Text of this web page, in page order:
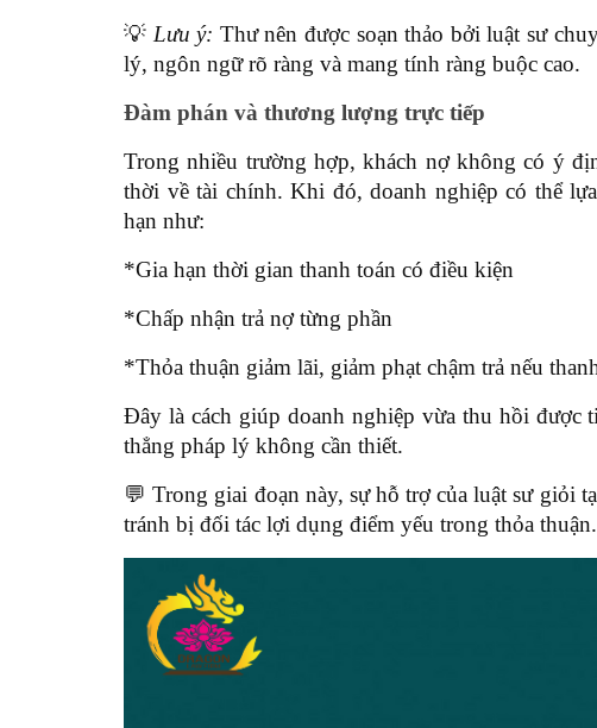
💡 Lưu ý: Thư nên được soạn thảo bởi luật sư
lý, ngôn ngữ rõ ràng và mang tính ràng buộc cao.
Đàm phán và thương lượng trực tiếp
Trong nhiều trường hợp, khách nợ không có ý
thời về tài chính. Khi đó, doanh nghiệp có thể
hạn như:
*Gia hạn thời gian thanh toán có điều kiện
*Chấp nhận trả nợ từng phần
*Thỏa thuận giảm lãi, giảm phạt chậm trả nếu
Đây là cách giúp doanh nghiệp vừa thu hồi được
thẳng pháp lý không cần thiết.
💬 Trong giai đoạn này, sự hỗ trợ của luật sư giỏi
tránh bị đối tác lợi dụng điểm yếu trong thỏa thuận.